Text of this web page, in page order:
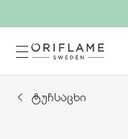
ტუჩსაცხი